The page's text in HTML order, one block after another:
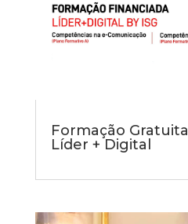
Formação
Líder + Digital